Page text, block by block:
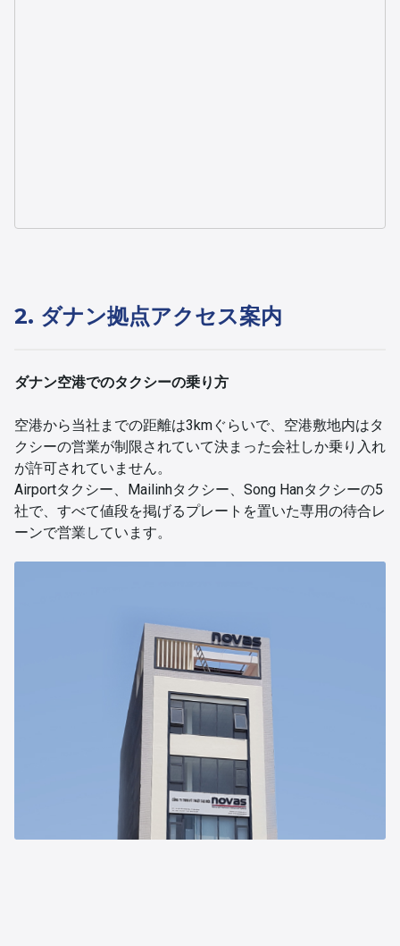
2. ダナン拠点アクセス案内
ダナン空港でのタクシーの乗り方
空港から当社までの距離は3kmぐらいで、空港敷地内はタ
クシーの営業が制限されていて決まった会社しか乗り入れ
が許可されていません。
Airportタクシー、Mailinhタクシー、Song Hanタクシーの5
社で、すべて値段を掲げるプレートを置いた専用の待合レ
ーンで営業しています。